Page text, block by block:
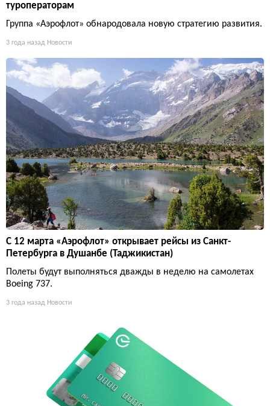
туроператорам
Группа «Аэрофлот» обнародовала новую стратегию развития.
3 года назад Новости
С 12 марта «Аэрофлот» открывает рейсы из Санкт-
Петербурга в Душанбе (Таджикистан)
Полеты будут выполняться дважды в неделю на самолетах
Boeing 737.
3 года назад Новости